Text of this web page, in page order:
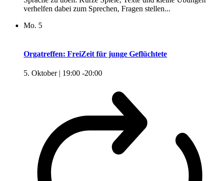
verhelfen dabei zum Sprechen, Fragen stellen...
Mo. 5
Orgatreffen: FreiZeit für junge Geflüchtete
5. Oktober | 19:00 -20:00